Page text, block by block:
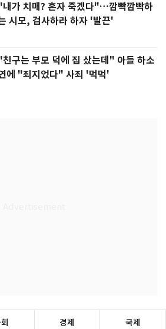
가 치매? 혼자 죽겠다"…깜빡깜빡하
시모, 검사하라 하자 '발끈'
구는 부모 덕에 집 샀는데" 아들 하소
에 "죄지었다" 사죄 '먹먹'
경제 국제